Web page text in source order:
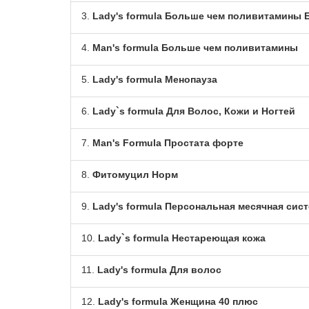
3. Lady's formula Больше чем поливитамины
4. Man's formula Больше чем поливитамины
5. Lady's formula Менопауза
6. Lady`s formula Для Волос, Кожи и Ногтей
7. Man's Formula Простата форте
8. Фитомуцил Норм
9. Lady's formula Персональная месячная
10. Lady`s formula Нестареющая кожа
11. Lady's formula Для волос
12. Lady's formula Женщина 40 плюс